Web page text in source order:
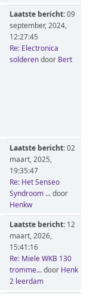
Laatste bericht:09
september, 2024,
12:27:45
Re: Electronica
solderendoor Bert
Laatste bericht:02
maart, 2025,
19:35:47
Re: Het Senseo
Syndroom ...door
Henkw
Laatste bericht: 12
maart, 2026,
15:41:16
Re: Miele WKB 130
tromme...door Henk
2 leerdam